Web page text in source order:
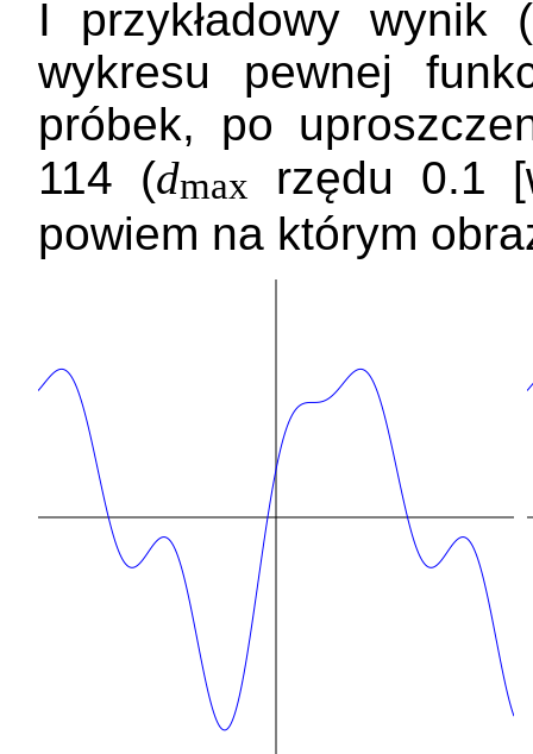
I przykładowy wynik
wykresu pewnej
próbek, po
114 (dmax
rzędu 0.1
powiem na którym